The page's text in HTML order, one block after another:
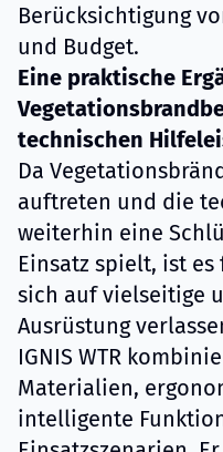
Berücksichtigung
und Budget.
Eine praktische
technischen
Da
auftreten und die
weiterhin eine
Einsatz spielt, ist
sich auf vielseitige
Ausrüstung
IGNIS WTR
Materialien,
intelligente